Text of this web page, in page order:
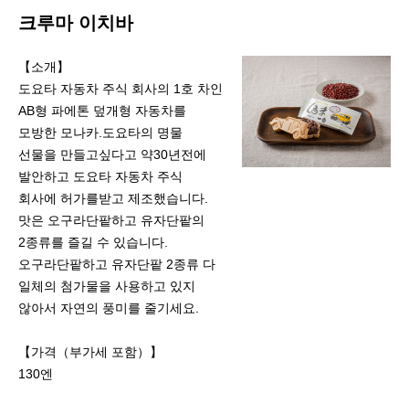
크루마 이치바
【소개】
도요타 자동차 주식 회사의 1호 차인
AB형 파에톤 덮개형 자동차를
모방한 모나카.도요타의 명물
선물을 만들고싶다고 약30년전에
발안하고 도요타 자동차 주식
회사에 허가를받고 제조했습니다.
맛은 오구라단팥하고 유자단팥의
2종류를 즐길 수 있습니다.
오구라단팥하고 유자단팥 2종류 다
일체의 첨가물을 사용하고 있지
않아서 자연의 풍미를 줄기세요.
【가격（부가세 포함）】
130엔